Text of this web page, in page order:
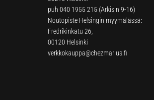
puh 040 1955 215 (Arkisin 9-16)
Noutopiste Helsingin myymälässä:
Fredrikinkatu 26,
00120 Helsinki
verkkokauppa@chezmarius.fi